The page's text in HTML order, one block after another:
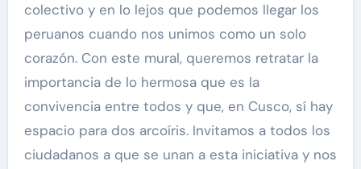
colectivo y en lo lejos que podemos llegar los
peruanos cuando nos unimos como un solo
corazón. Con este mural, queremos retratar la
importancia de lo hermosa que es la
convivencia entre todos y que, en Cusco, sí hay
espacio para dos arcoíris. Invitamos a todos los
ciudadanos a que se unan a esta iniciativa y nos